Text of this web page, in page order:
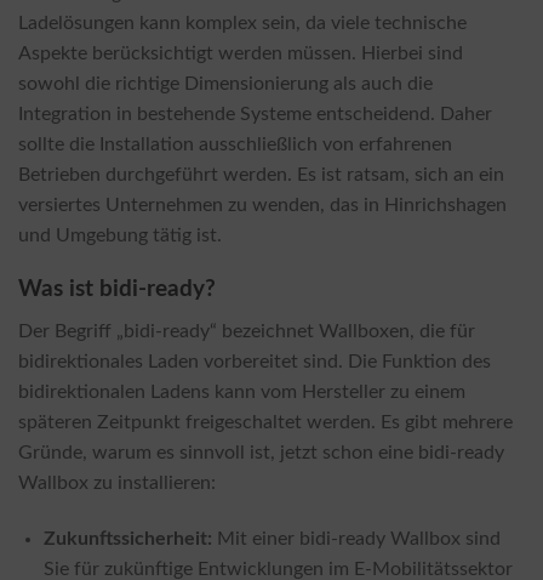
Ladelösungen kann komplex sein, da viele technische
Aspekte berücksichtigt werden müssen. Hierbei sind
sowohl die richtige Dimensionierung als auch die
Integration in bestehende Systeme entscheidend. Daher
sollte die Installation ausschließlich von erfahrenen
Betrieben durchgeführt werden. Es ist ratsam, sich an ein
versiertes Unternehmen zu wenden, das in Hinrichshagen
und Umgebung tätig ist.
Was ist bidi-ready?
Der Begriff „bidi-ready“ bezeichnet Wallboxen, die für
bidirektionales Laden vorbereitet sind. Die Funktion des
bidirektionalen Ladens kann vom Hersteller zu einem
späteren Zeitpunkt freigeschaltet werden. Es gibt mehrere
Gründe, warum es sinnvoll ist, jetzt schon eine bidi-ready
Wallbox zu installieren:
Zukunftssicherheit: Mit einer bidi-ready Wallbox sind
Sie für zukünftige Entwicklungen im E-Mobilitätssektor